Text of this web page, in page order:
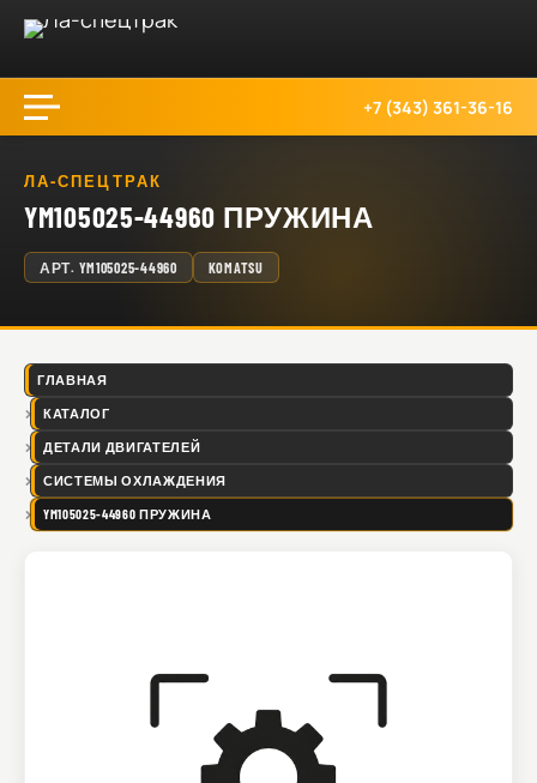
+7 (343) 361-36-16
ЛА-СПЕЦТРАК
YM105025-44960 ПРУЖИНА
АРТ. YM105025-44960 KOMATSU
ГЛАВНАЯ
КАТАЛОГ
ДЕТАЛИ ДВИГАТЕЛЕЙ
СИСТЕМЫ ОХЛАЖДЕНИЯ
YM105025-44960 ПРУЖИНА